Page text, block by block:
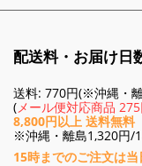
配送料・お届け日
送料: 770円(※沖縄・
(メール便対応商品 275
8,800円以上 送料無料
※沖縄・離島1,320円/
15時までのご注文は当